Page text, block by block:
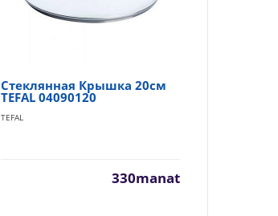
Стеклянная Крышка 20см
TEFAL 04090120
TEFAL
330manat